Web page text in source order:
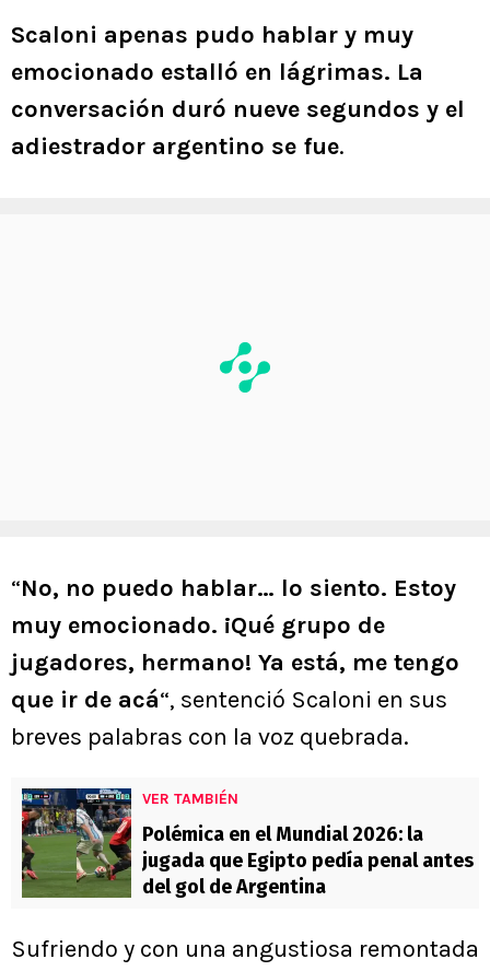
Scaloni apenas pudo hablar y muy
emocionado estalló en lágrimas. La
conversación duró nueve segundos y el
adiestrador argentino se fue.
“No, no puedo hablar… lo siento. Estoy
muy emocionado. ¡Qué grupo de
jugadores, hermano! Ya está, me tengo
que ir de acá“, sentenció Scaloni en sus
breves palabras con la voz quebrada.
VER TAMBIÉN
Polémica en el Mundial 2026: la
jugada que Egipto pedía penal antes
del gol de Argentina
Sufriendo y con una angustiosa remontada